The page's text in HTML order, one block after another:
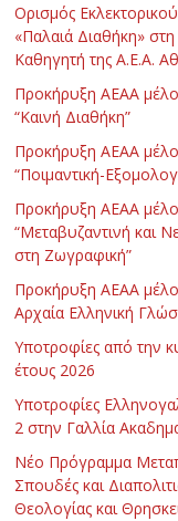
Ορισμός
«Παλαιά Διαθήκη»
Καθηγητή της Α.Ε.Α.
Προκήρυξη ΑΕΑΑ
“Καινή Διαθήκη”
Προκήρυξη ΑΕΑΑ
“Ποιμαντική-
Προκήρυξη ΑΕΑΑ
“Μεταβυζαντινή και
στη Ζωγραφική”
Προκήρυξη ΑΕΑΑ
Αρχαία Ελληνική
Υποτροφίες από την
έτους 2026
Υποτροφίες
2 στην Γαλλία
Νέο Πρόγραμμα
Σπουδές και
Θεολογίας και